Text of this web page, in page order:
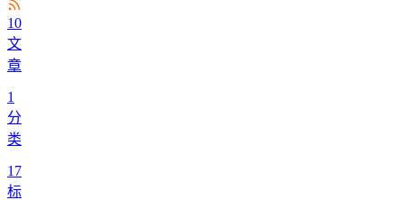
10
文
章
1
分
类
17
标